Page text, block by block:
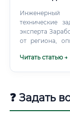
Инженерный
технические
эксперта
от региона,
Читать статью →
❓ Задать